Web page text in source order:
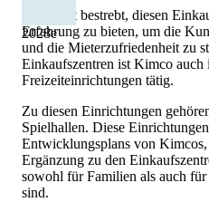
2028e
Kimco ist bestrebt, diesen
Erfahrung zu bieten, um die
und die Mieterzufriedenheit zu
Einkaufszentren ist Kimco
Freizeiteinrichtungen tätig.
Zu diesen Einrichtungen
Spielhallen. Diese
Entwicklungsplans von Kimcos,
Ergänzung zu den
sowohl für Familien als auch
sind.